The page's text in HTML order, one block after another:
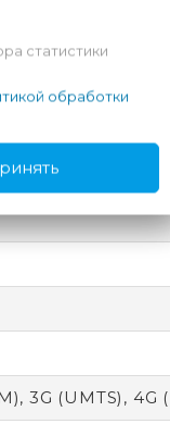
по
3G (UMTS), 4G
статистики
обработки